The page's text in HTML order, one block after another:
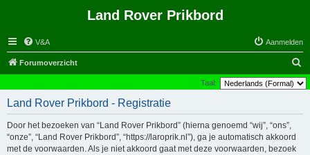
Land Rover Prikbord
V&A Aanmelden
Forumoverzicht
o
Taal:
Land Rover Prikbord - Registratie
Door het bezoeken van “Land Rover Prikbord” (hierna genoemd “wij”, “ons”,
“onze”, “Land Rover Prikbord”, “https://laroprik.nl”), ga je automatisch akkoord
met de voorwaarden. Als je niet akkoord gaat met deze voorwaarden, bezoek